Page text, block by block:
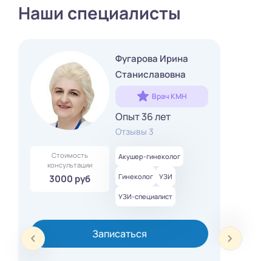
Наши специалисты
Фугарова Ирина
Станиславовна
Врач КМН
Опыт 36 лет
Отзывы 3
Стоимость
консультации
3000 руб
Акушер-гинеколог
Гинеколог УЗИ
УЗИ-специалист
Записаться